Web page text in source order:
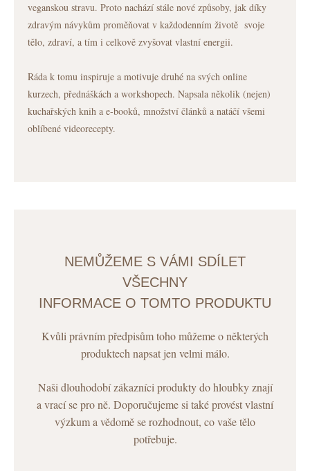
veganskou stravu. Proto nachází stále nové způsoby, jak díky
zdravým návykům proměňovat v každodenním životě svoje
tělo, zdraví, a tím i celkově zvyšovat vlastní energii.
Ráda k tomu inspiruje a motivuje druhé na svých online
kurzech, přednáškách a workshopech. Napsala několik (nejen)
kuchařských knih a e-booků, množství článků a natáčí všemi
oblíbené videorecepty.
NEMŮŽEME S VÁMI SDÍLET
VŠECHNY
INFORMACE O TOMTO PRODUKTU
Kvůli právním předpisům toho můžeme o některých
produktech napsat jen velmi málo.
Naši dlouhodobí zákazníci produkty do hloubky znají
a vrací se pro ně. Doporučujeme si také provést vlastní
výzkum a vědomě se rozhodnout, co vaše tělo
potřebuje.